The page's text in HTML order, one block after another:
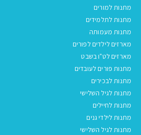
מתנות למורים
מתנות לתלמידים
מתנות מעמותה
מארזים לילדים לפורים
מארזים לט"ו בשבט
מתנות פורים לעובדים
מתנות לבכירים
מתנות לגיל השלישי
מתנות לחיילים
מתנות לילדי גנים
מתנות לגיל השלישי